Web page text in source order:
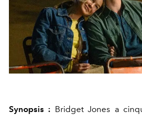
Synopsis : Bridget Jones a